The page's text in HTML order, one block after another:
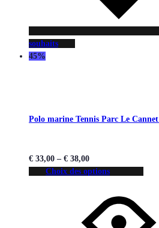
souhaits
45%
Polo marine Tennis Parc Le
€ 33,00 – € 38,00
Choix des options